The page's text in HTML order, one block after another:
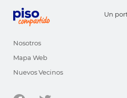
Un
Nosotros
Mapa Web
Nuevos Vecinos